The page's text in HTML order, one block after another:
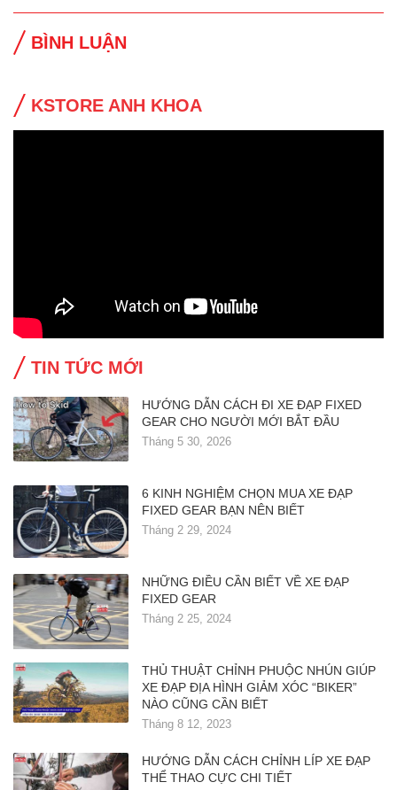
BÌNH LUẬN
KSTORE ANH KHOA
TIN TỨC MỚI
HƯỚNG DẪN CÁCH ĐI XE ĐẠP FIXED
GEAR CHO NGƯỜI MỚI BẮT ĐẦU
Tháng 5 30, 2026
6 KINH NGHIỆM CHỌN MUA XE ĐẠP
FIXED GEAR BẠN NÊN BIẾT
Tháng 2 29, 2024
NHỮNG ĐIỀU CẦN BIẾT VỀ XE ĐẠP
FIXED GEAR
Tháng 2 25, 2024
THỦ THUẬT CHỈNH PHUỘC NHÚN GIÚP
XE ĐẠP ĐỊA HÌNH GIẢM XÓC “BIKER”
NÀO CŨNG CẦN BIẾT
Tháng 8 12, 2023
HƯỚNG DẪN CÁCH CHỈNH LÍP XE ĐẠP
THỂ THAO CỰC CHI TIẾT